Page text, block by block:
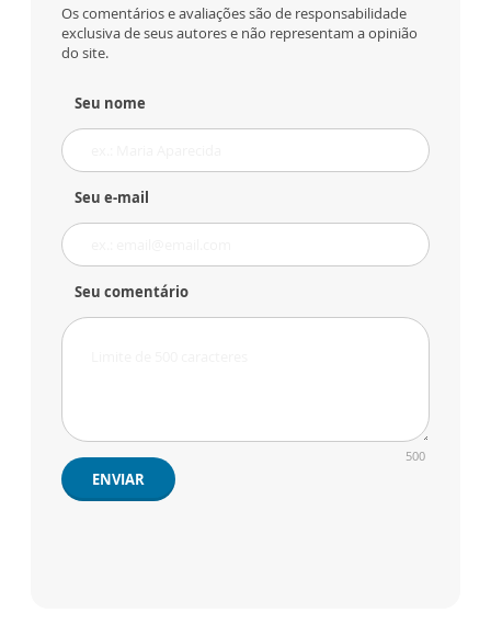
Os comentários e avaliações são de responsabilidade
exclusiva de seus autores e não representam a opinião
do site.
Seu nome
Seu e-mail
Seu comentário
500
ENVIAR